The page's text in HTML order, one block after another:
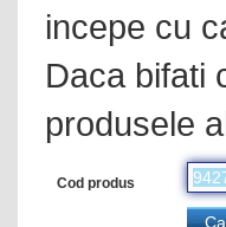
incepe cu
Daca bifati
produsele
Cod produs